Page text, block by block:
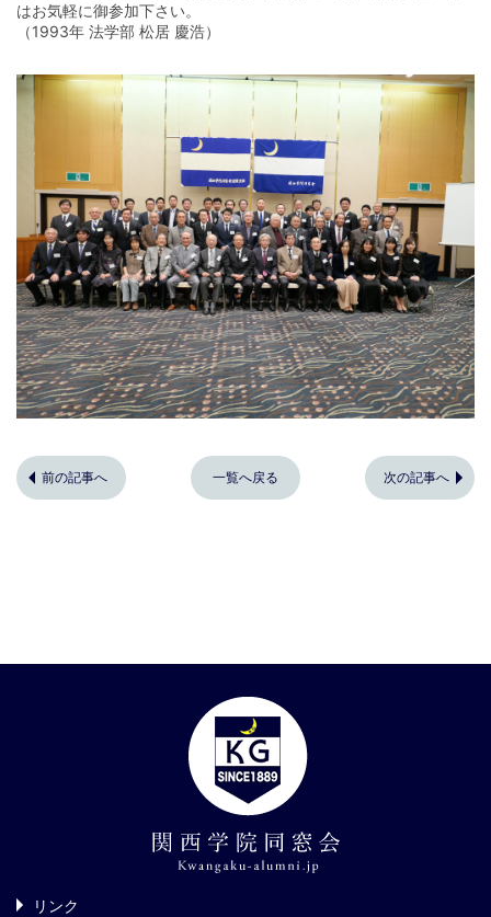
はお気軽に御参加下さい。
（1993年 法学部 松居 慶浩）
前の記事へ 一覧へ戻る 次の記事へ
リンク